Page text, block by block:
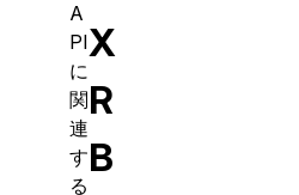
X
R
B
A
PI
に
関
連
す
る